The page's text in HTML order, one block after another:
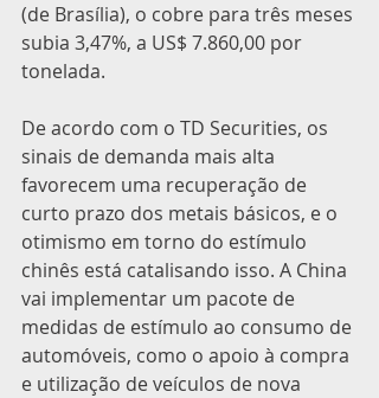
(de Brasília), o cobre para três meses
subia 3,47%, a US$ 7.860,00 por
tonelada.
De acordo com o TD Securities, os
sinais de demanda mais alta
favorecem uma recuperação de
curto prazo dos metais básicos, e o
otimismo em torno do estímulo
chinês está catalisando isso. A China
vai implementar um pacote de
medidas de estímulo ao consumo de
automóveis, como o apoio à compra
e utilização de veículos de nova